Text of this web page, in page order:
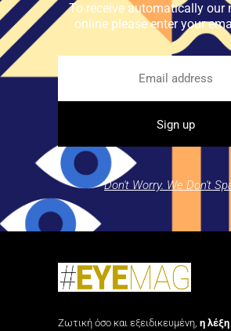
To receive automatically our
online please enter your
Don't Worry. We Don't
Ζωτική όσο και εξειδικευμένη, η λέξη